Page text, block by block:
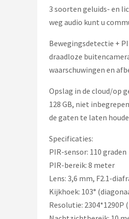
3 soorten geluids- en
weg audio kunt u
Bewegingsdetectie +
draadloze
waarschuwingen en
Opslag in de cloud/op
128 GB, niet
de gaten te laten
Specificaties:
PIR-sensor: 110 graden
PIR-bereik: 8 meter
Lens: 3,6 mm, F2.1-
Kijkhoek: 103°
Resolutie: 2304*1290P